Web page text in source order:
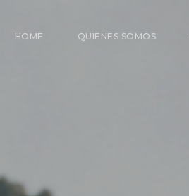
HOME QUIENES SOMOS